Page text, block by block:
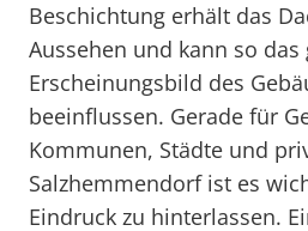
Beschichtung erhält das
Aussehen und kann so das
Erscheinungsbild des
beeinflussen. Gerade für
Kommunen, Städte und
Salzhemmendorf ist es
Eindruck zu hinterlassen.